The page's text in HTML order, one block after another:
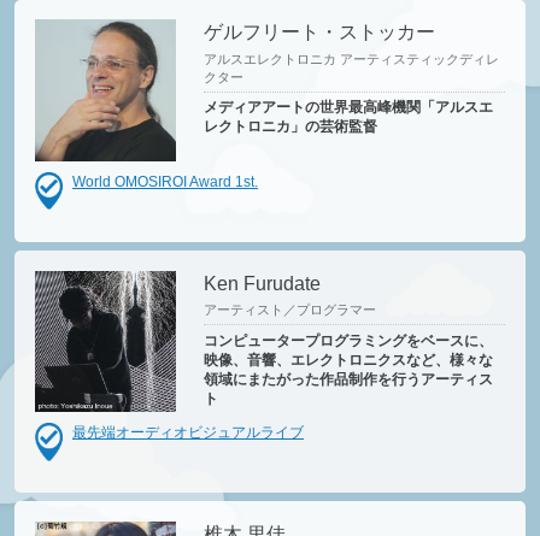
ゲルフリート・ストッカー
アルスエレクトロニカ アーティスティックディレ
クター
メディアアートの世界最高峰機関「アルスエ
レクトロニカ」の芸術監督
World OMOSIROI Award 1st.
Ken Furudate
アーティスト／プログラマー
コンピュータープログラミングをベースに、
映像、音響、エレクトロニクスなど、様々な
領域にまたがった作品制作を行うアーティス
ト
最先端オーディオビジュアルライブ